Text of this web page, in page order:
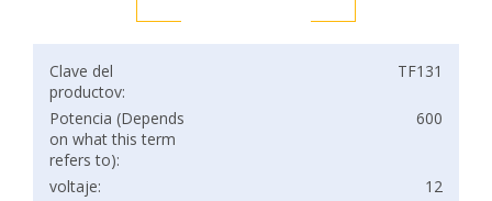
Clave del
productov:
TF131
Potencia (Depends
on what this term
refers to):
600
voltaje:
12